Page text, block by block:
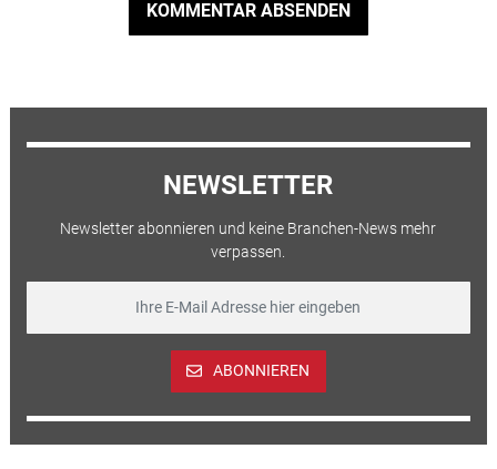
KOMMENTAR ABSENDEN
NEWSLETTER
Newsletter abonnieren und keine Branchen-News mehr
verpassen.
ABONNIEREN